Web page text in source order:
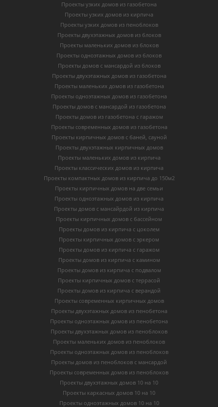
Проекты узких домов из газобетона
Проекты узких домов из кирпича
Проекты узких домов из пеноблоков
Проекты двухэтажных домов из блоков
Проекты маленьких домов из блоков
Проекты одноэтажных домов из блоков
Проекты домов с мансардой из блоков
Проекты двухэтажных домов из газобетона
Проекты маленьких домов из газобетона
Проекты одноэтажных домов из газобетона
Проекты домов с мансардой из газобетона
Проекты домов из газобетона с гаражом
Проекты современных домов из газобетона
Проекты кирпичных домов с баней, сауной
Проекты двухэтажных кирпичных домов
Проекты маленьких домов из кирпича
Проекты классических домов из кирпича
Проекты компактных домов из кирпича до 150м2
Проекты кирпичных домов на две семьи
Проекты одноэтажных домов из кирпича
Проекты домов с мансайрдой из кирпича
Проекты кирпичных домов с бассейном
Проекты домов из кирпича с цоколем
Проекты кирпичных домов с эркером
Проекты домов из кирпича с гаражом
Проекты домов из кирпича с камином
Проекты домов из кирпича с подвалом
Проекты кирпичных домов с террасой
Проекты домов из кирпича с верандой
Проекты современных кирпичных домов
Проекты двухэтажных домов из пенобетона
Проекты одноэтажных домов из пенобетона
Проекты двухэтажных домов из пеноблоков
Проекты маленьких домов из пеноблоков
Проекты одноэтажных домов из пеноблоков
Проекты домов из пеноблоков с мансардой
Проекты современных домов из пеноблоков
Проекты двухэтажных домов 10 на 10
Проекты каркасных домов 10 на 10
Проекты одноэтажных домов 10 на 10